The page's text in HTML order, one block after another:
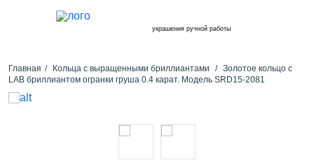
украшения ручной работы
Главная Кольца с выращенными бриллиантами
Золотое кольцо с
LAB бриллиантом огранки груша 0.4 карат. Модель SRD15-2081